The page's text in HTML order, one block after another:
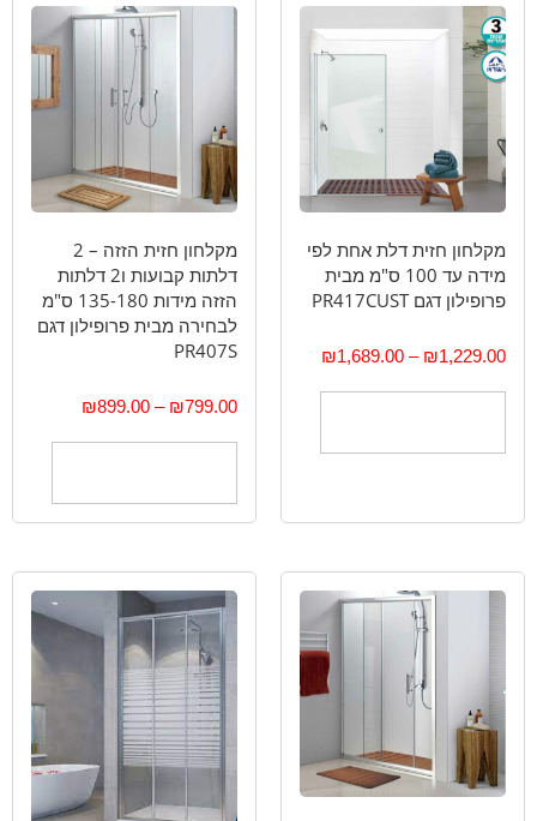
מקלחון חזית דלת אחת לפי
מידה עד 100 ס"מ מבית
פרופילון דגם PR417CUST
₪1,229.00
–
₪1,689.00
מקלחון חזית הזזה – 2
דלתות קבועות ו2 דלתות
הזזה מידות 135-180 ס"מ
לבחירה מבית פרופילון דגם
PR407S
₪799.00
–
₪899.00